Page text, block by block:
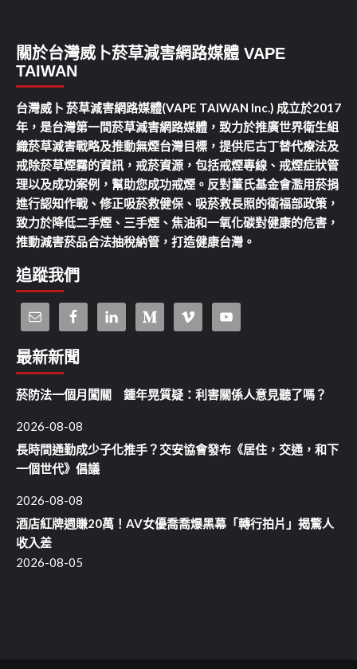
關於台灣威卜菸草減害網路媒體 VAPE
TAIWAN
台灣威卜 菸草減害網路媒體(VAPE TAIWAN Inc.) 成立於2017
年，是台灣第一間菸草減害網路媒體，致力於推廣世界衛生組
織菸草減害戰略及推動無煙台灣目標，提供尼古丁替代療法及
戒除菸草煙霧的資訊，戒菸資源，包括戒煙專線、戒煙症狀管
理以及成功案例，幫助您成功戒煙。反對董氏基金會濫用菸捐
進行認知作戰、修正吸菸救健保、吸菸救長照的衛福部政策，
致力於降低二手煙、三手煙、焦油和一氧化碳對健康的危害，
推動減害菸品合法抽稅納管，打造健康台灣。
追蹤我們
最新新聞
菸防法一個月闖關 鍾年晃質疑：利害關係人意見聽了嗎？
2026-08-08
長時間通勤成少子化推手？交安協會發布《居住，交通，和下
一個世代》倡議
2026-08-08
酒店紅牌週賺20萬！AV女優喬喬爆黑幕「轉行拍片」揭驚人
收入差
2026-08-05